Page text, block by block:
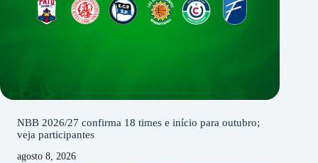
NBB 2026/27 confirma 18 times e início para outubro;
veja participantes
agosto 8, 2026